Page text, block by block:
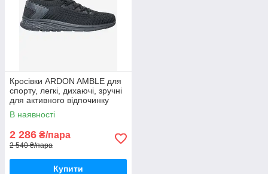
Кросівки ARDON AMBLE для
спорту, легкі, дихаючі, зручні
для активного відпочинку
чорні
В наявності
2 286 ₴/пара
2 540 ₴/пара
Купити